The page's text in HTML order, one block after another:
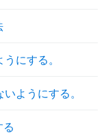
にする。
ようにする。